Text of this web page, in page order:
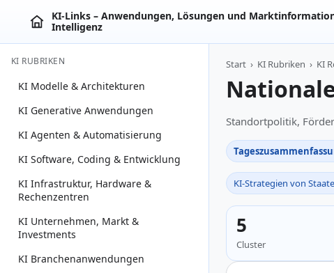
KI‑Links – Anwendungen, Lösungen und
Intelligenz
KI RUBRIKEN
KI Modelle & Architekturen
KI Generative Anwendungen
KI Agenten & Automatisierung
KI Software, Coding & Entwicklung
KI Infrastruktur, Hardware &
Rechenzentren
KI Unternehmen, Markt &
Investments
KI Branchenanwendungen
Start › KI Rubriken › KI
Standortpolitik,
KI-Strategien von
5
Cluster